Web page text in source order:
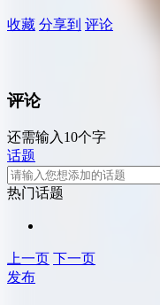
收藏 分享到 评论
评论
还需输入10个字
话题
热门话题
上一页 下一页
发布